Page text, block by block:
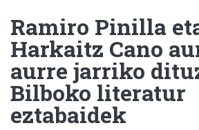
Ramiro Pinilla
Harkaitz Cano
aurre jarriko
Bilboko literatur
eztabaidek